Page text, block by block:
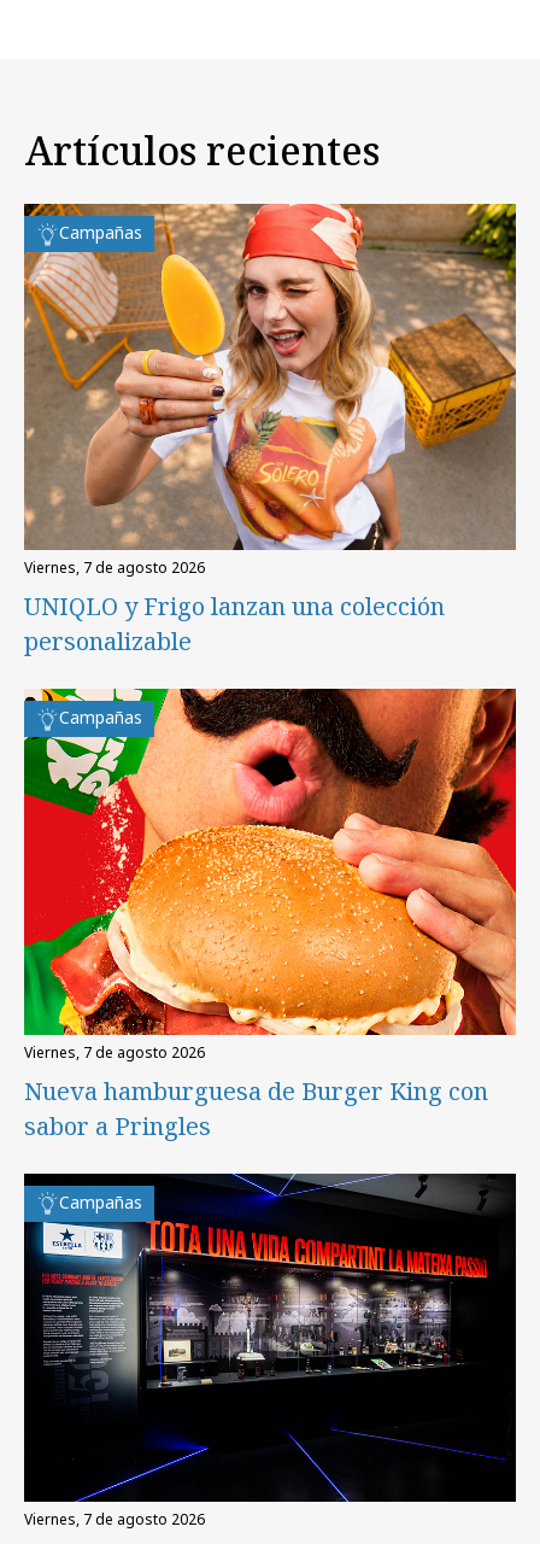
Artículos recientes
Campañas
viernes, 7 de agosto 2026
UNIQLO y Frigo lanzan una colección
personalizable
Campañas
viernes, 7 de agosto 2026
Nueva hamburguesa de Burger King con
sabor a Pringles
Campañas
viernes, 7 de agosto 2026